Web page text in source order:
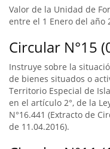
Valor de la Unidad de
entre el 1 Enero del año
Circular N°15
Instruye sobre la
de bienes situados o
Territorio Especial de
en el artículo 2°, de la
N°16.441 (Extracto de
de 11.04.2016).